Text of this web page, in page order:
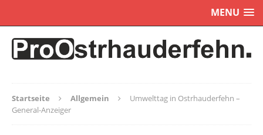
MENU
Startseite Allgemein
Umwelttag in Ostrhauderfehn –
General-Anzeiger